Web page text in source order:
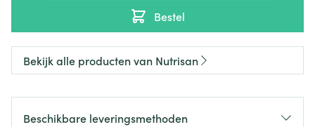
Bestel
Bekijk alle producten van Nutrisan
Beschikbare leveringsmethoden